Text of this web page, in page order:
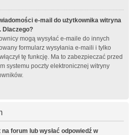
e-mail do użytkownika witryna
Dlaczego?
mogą wysyłać e-maile do innych
formularz wysyłania e-maili i tylko
tę funkcję. Ma to zabezpieczać przed
systemu poczty elektronicznej witryny
forum lub wysłać odpowiedź w